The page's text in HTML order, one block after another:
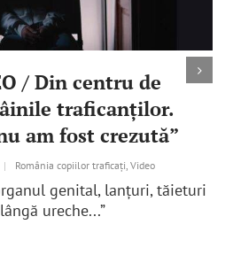
/ Din centru de
traficanților.
am fost crezută”
| România copiilor traficați, Video
genital, lanțuri, tăieturi
ureche...”